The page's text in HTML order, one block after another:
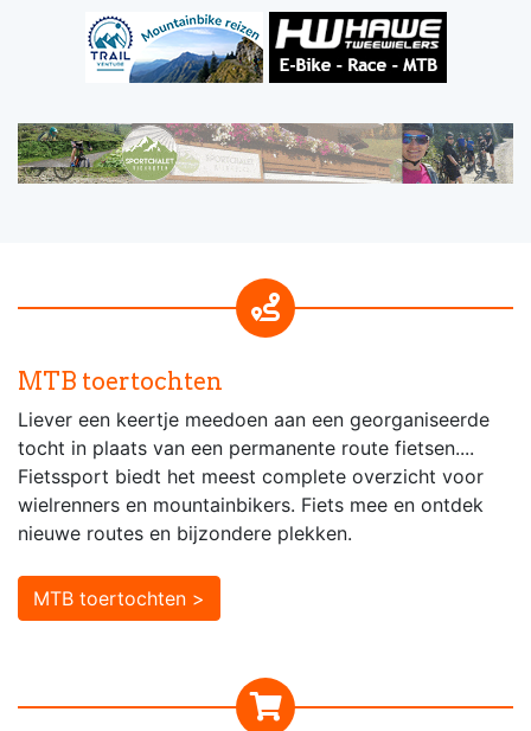
MTB toertochten
Liever een keertje meedoen aan een georganiseerde
tocht in plaats van een permanente route fietsen....
Fietssport biedt het meest complete overzicht voor
wielrenners en mountainbikers. Fiets mee en ontdek
nieuwe routes en bijzondere plekken.
MTB toertochten >